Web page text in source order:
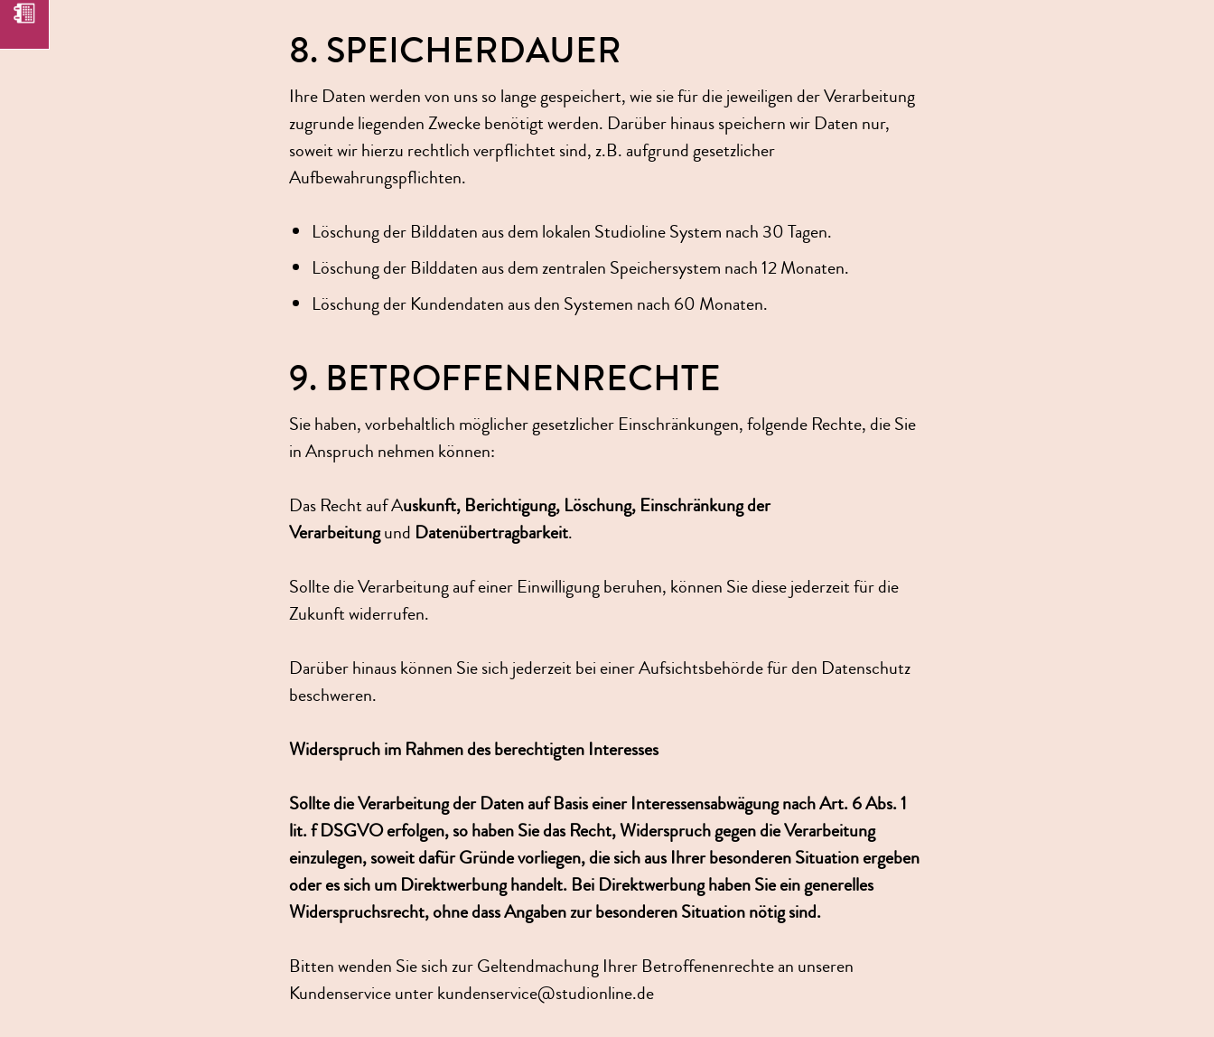
8. SPEICHERDAUER
Ihre Daten werden von uns so lange gespeichert, wie sie für die jeweiligen der Verarbeitung
zugrunde liegenden Zwecke benötigt werden. Darüber hinaus speichern wir Daten nur,
soweit wir hierzu rechtlich verpflichtet sind, z.B. aufgrund gesetzlicher
Aufbewahrungspflichten.
Löschung der Bilddaten aus dem lokalen Studioline System nach 30 Tagen.
Löschung der Bilddaten aus dem zentralen Speichersystem nach 12 Monaten.
Löschung der Kundendaten aus den Systemen nach 60 Monaten.
9. BETROFFENENRECHTE
Sie haben, vorbehaltlich möglicher gesetzlicher Einschränkungen, folgende Rechte, die Sie
in Anspruch nehmen können:
Das Recht auf Auskunft, Berichtigung, Löschung, Einschränkung der
Verarbeitungund Datenübertragbarkeit.
Sollte die Verarbeitung auf einer Einwilligung beruhen, können Sie diese jederzeit für die
Zukunft widerrufen.
Darüber hinaus können Sie sich jederzeit bei einer Aufsichtsbehörde für den Datenschutz
beschweren.
Widerspruch im Rahmen des berechtigten Interesses
Sollte die Verarbeitung der Daten auf Basis einer Interessensabwägung nach Art. 6 Abs. 1
lit. f DSGVO erfolgen, so haben Sie das Recht, Widerspruch gegen die Verarbeitung
einzulegen, soweit dafür Gründe vorliegen, die sich aus Ihrer besonderen Situation ergeben
oder es sich um Direktwerbung handelt. Bei Direktwerbung haben Sie ein generelles
Widerspruchsrecht, ohne dass Angaben zur besonderen Situation nötig sind.
Bitten wenden Sie sich zur Geltendmachung Ihrer Betroffenenrechte an unseren
Kundenservice unter kundenservice@studionline.de